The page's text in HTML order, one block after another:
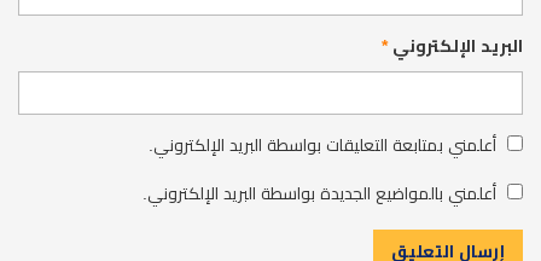
البريد الإلكتروني*
أعلمني بمتابعة التعليقات بواسطة البريد الإلكتروني.
أعلمني بالمواضيع الجديدة بواسطة البريد الإلكتروني.